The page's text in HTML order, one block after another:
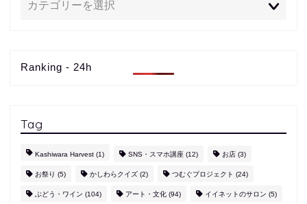
Ranking - 24h
Tag
Kashiwara Harvest (1) SNS・スマホ講座 (12) お店 (3)
お祭り (5) かしわらクイズ (2) つむぐプロジェクト (24)
ぶどう・ワイン (104) アート・文化 (94) イイネットのサロン (5)